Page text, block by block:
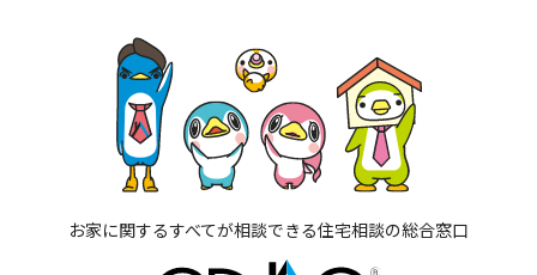
お家に関するすべてが相談できる住宅相談の総合窓口